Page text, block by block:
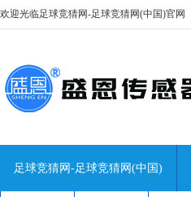
欢迎光临足球竞猜网-足球竞猜网(中国)官网
足球竞猜网-足球竞猜网(中国)